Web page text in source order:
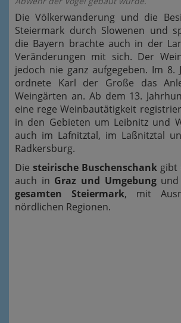
Die Völkerwanderung und die
Steiermark durch Slowenen und
die Bayern brachte auch in der
Veränderungen mit sich. Der
jedoch nie ganz aufgegeben. Im 8.
ordnete Karl der Große das
Weingärten an. Ab dem 13.
eine rege Weinbautätigkeit
in den Gebieten um Leibnitz und
auch im Lafnitztal, im Laßnitztal
Radkersburg.
Die steirische Buschenschank gibt
auch in Graz und Umgebungund
gesamten Steiermark, mit
nördlichen Regionen.